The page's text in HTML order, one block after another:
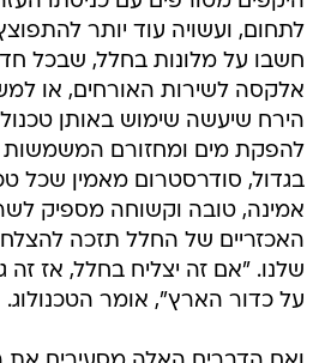
לתחום, ועשויה עוד יותר
חשבו על מלונות בחלל, שבכל
אלקסה לשירות האורחים, או
הירח שיעשה שימוש באותן
להפקת מים ומחזורם המשמשות
בגדול, סודרסטרום מאמין שכל
אמינה, טובה וקשוחה מספיק
האכזריים של החלל תזכה
שלנו. "אם זה יצליח בחלל, אז זה
על כדור הארץ", אומר הטכנולוג.